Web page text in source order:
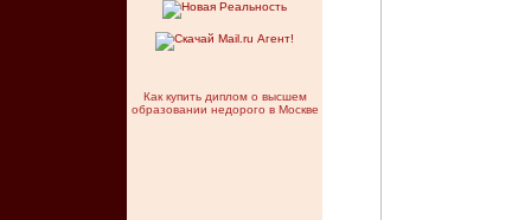
Как купить диплом о высшем
образовании недорого в Москве